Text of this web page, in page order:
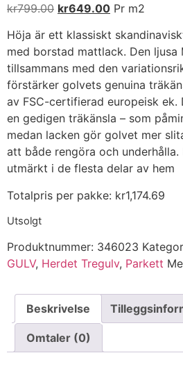
kr799.00 kr649.00 Pr m2
Höja är ett klassiskt
med borstad mattlack. Den ljusa
tillsammans med den
förstärker golvets genuina
av FSC-certifierad europeisk ek.
en gedigen träkänsla – som
medan lacken gör golvet mer
att både rengöra och
utmärkt i de flesta delar av hem
Totalpris per pakke: kr1,174.69
Utsolgt
Produktnummer: 346023
GULV, Herdet Tregulv, Parkett
Beskrivelse
Omtaler (0)